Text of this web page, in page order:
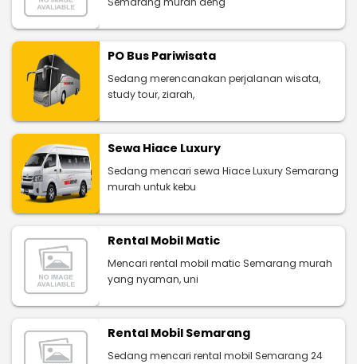
PO Bus Pariwisata
Sedang merencanakan perjalanan wisata,
study tour, ziarah,
Sewa Hiace Luxury
Sedang mencari sewa Hiace Luxury Semarang
murah untuk kebu
Rental Mobil Matic
Mencari rental mobil matic Semarang murah
yang nyaman, uni
Rental Mobil Semarang
Sedang mencari rental mobil Semarang 24